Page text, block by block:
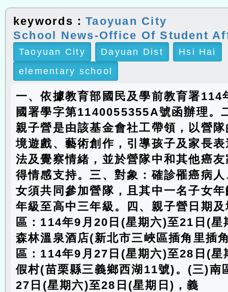
keywords：Taoyuan City
School News-Office Of Student
Taoyuan City Dayuan Dist
Hsi Hai
elementary school
一、依據教育部國民及學前教育署114
國署學字第1140055355A號函辦理。
親子營是由該基金會社工帶領，以營
境遊戲、藝術創作，引導孩子及家長
法及覺察情緒，並於營隊中和其他癌
得情感支持。三、對象：確診罹癌病
女須共同參加營隊，且其中一名子女
年級至高中三年級。四、親子營日期
區：114年9月20日(星期六)至21日(星
森林溫泉酒店(新北市三峽區插角里插
區：114年9月27日(星期六)至28日(星
假村(苗栗縣三義鄉西湖11號)。(三)南
27日(星期六)至28日(星期日)，義